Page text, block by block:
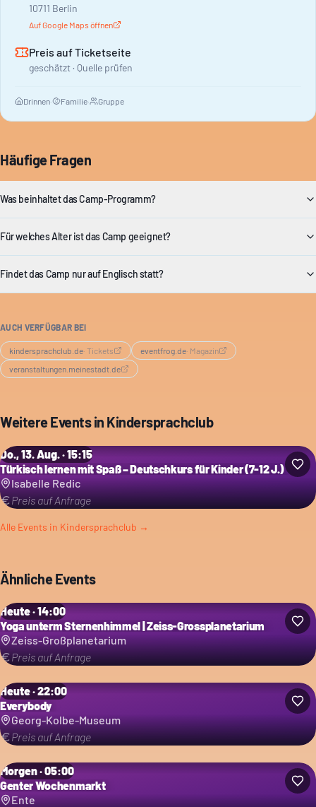
10711 Berlin
Auf Google Maps öffnen
Preis auf Ticketseite
geschätzt · Quelle prüfen
Drinnen· Familie· Gruppe
Häufige Fragen
Was beinhaltet das Camp-Programm?
Für welches Alter ist das Camp geeignet?
Findet das Camp nur auf Englisch statt?
AUCH VERFÜGBAR BEI
kindersprachclub.de· Tickets eventfrog.de· Magazin
veranstaltungen.meinestadt.de
Weitere Events in Kindersprachclub
Do., 13. Aug. · 15:15
Türkisch lernen mit Spaß – Deutschkurs für Kinder (7-12 J.)
Isabelle Redic
Preis auf Anfrage
Alle Events in Kindersprachclub →
Ähnliche Events
Heute · 14:00
Yoga unterm Sternenhimmel | Zeiss-Grossplanetarium
Zeiss-Großplanetarium
Preis auf Anfrage
Heute · 22:00
Everybody
Georg-Kolbe-Museum
Preis auf Anfrage
Morgen · 05:00
Genter Wochenmarkt
Ente